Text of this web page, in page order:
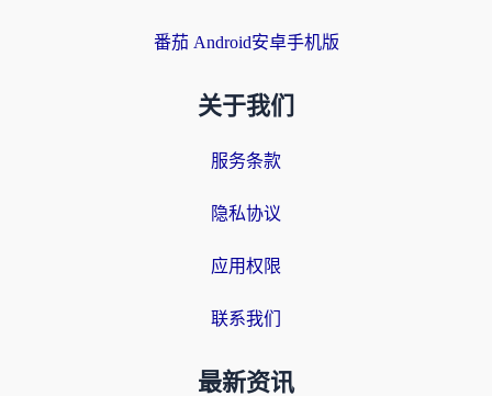
番茄 Android安卓手机版
关于我们
服务条款
隐私协议
应用权限
联系我们
最新资讯